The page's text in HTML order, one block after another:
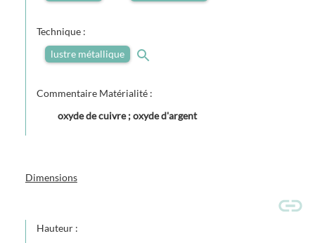
Technique :
lustre métallique
Commentaire Matérialité :
oxyde de cuivre ; oxyde d'argent
Dimensions
Hauteur :